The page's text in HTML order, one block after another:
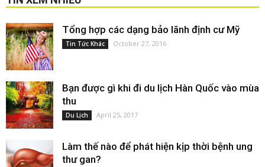
Tổng hợp các dạng bảo lãnh định cư Mỹ
Tin Tức Khác October 27, 2016
Bạn được gì khi đi du lịch Hàn Quốc vào mùa
thu
Du Lịch April 25, 2017
Làm thế nào để phát hiện kịp thời bệnh ung
thư gan?